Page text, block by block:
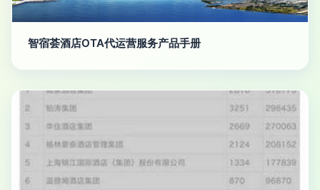
智宿荟酒店OTA代运营服务产品手册